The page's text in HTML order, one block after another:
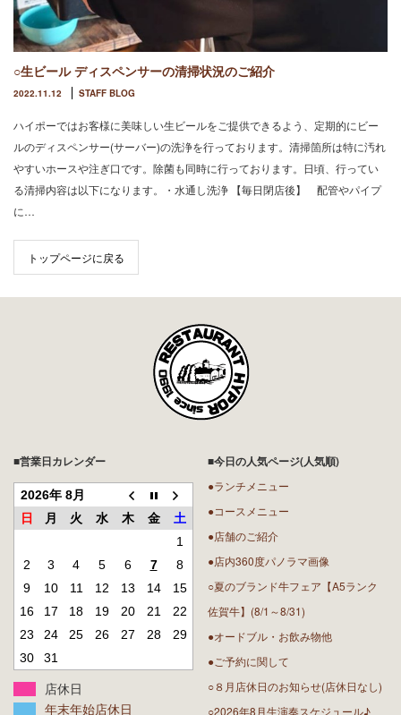
○生ビール ディスペンサーの清掃状況のご紹介
2022.11.12 STAFF BLOG
ハイポーではお客様に美味しい生ビールをご提供できるよう、定期的にビー
ルのディスペンサー(サーバー)の洗浄を行っております。清掃箇所は特に汚れ
やすいホースや注ぎ口です。除菌も同時に行っております。日頃、行ってい
る清掃内容は以下になります。・水通し洗浄 【毎日閉店後】 配管やパイプ
に…
トップページに戻る
■営業日カレンダー
2026年 8月
日
月 火 水 木 金
土
1
2
3 4 5 6 7
8
9
10 11 12 13 14
15
16
17 18 19 20 21
22
23
24 25 26 27 28
29
30
31
店休日
年末年始店休日
■今日の人気ページ(人気順)
●ランチメニュー
●コースメニュー
●店舗のご紹介
●店内360度パノラマ画像
○夏のブランド牛フェア【A5ランク
佐賀牛】(8/1～8/31)
●オードブル・お飲み物他
●ご予約に関して
○８月店休日のお知らせ(店休日なし)
○2026年8月生演奏スケジュール♪